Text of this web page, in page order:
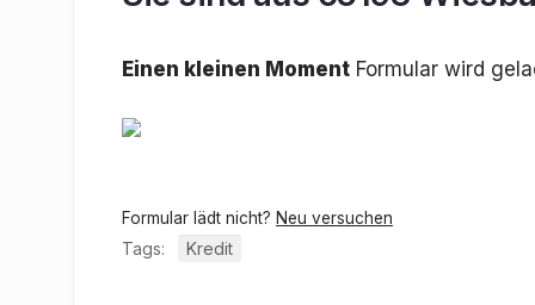
Einen kleinen Moment Formular wird
Formular lädt nicht? Neu versuchen
Tags: Kredit